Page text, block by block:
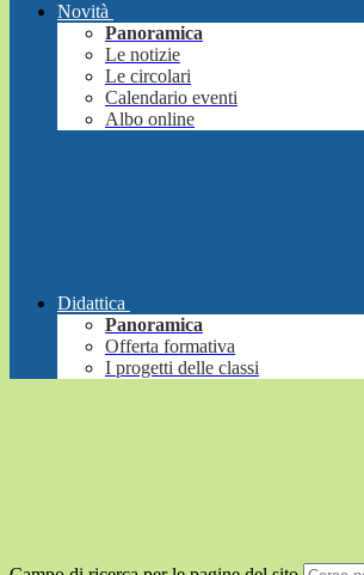
Novità
Panoramica
Le notizie
Le circolari
Calendario eventi
Albo online
Didattica
Panoramica
Offerta formativa
I progetti delle classi